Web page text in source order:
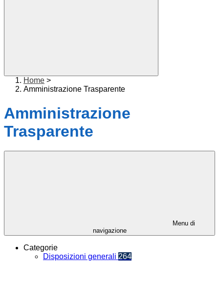
Home >
Amministrazione Trasparente
Amministrazione
Trasparente
Menu di
navigazione
Categorie
Disposizioni generali 264